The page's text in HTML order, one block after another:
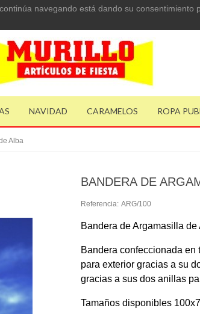
navegando está dando su consentimiento
NAVIDAD CARAMELOS ROPA
Alba
BANDERA DE
Referencia: ARG/100
Bandera de Argamasilla de
Bandera confeccionada en
para exterior gracias a su
gracias a sus dos anillas
Tamaños disponibles